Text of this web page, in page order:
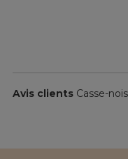
Avis clients Casse-